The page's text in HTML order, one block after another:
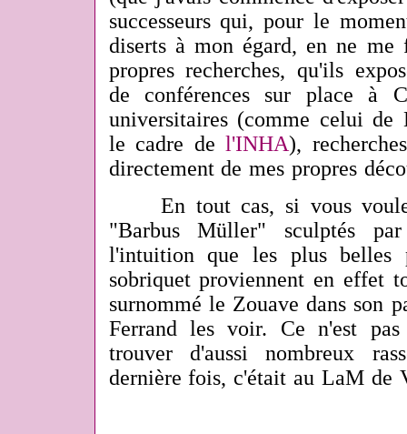
successeurs qui, pour le
diserts à mon égard, en ne me
propres recherches, qu'ils
de conférences sur place à
universitaires (comme celui de
le cadre del'INHA),
directement de mes propres
En tout cas, si vous
"Barbus Müller" sculptés
l'intuition que les plus belles
sobriquet proviennent en effet
surnommé le Zouave dans son
Ferrand les voir. Ce n'est
trouver d'aussi nombreux
dernière fois, c'était au LaM de